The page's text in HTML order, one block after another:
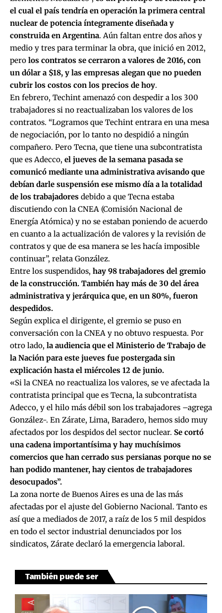
el cual el país tendría en operación la primera central
nuclear de potencia íntegramente diseñada y
construida en Argentina. Aún faltan entre dos años y
medio y tres para terminar la obra, que inició en 2012,
pero los contratos se cerraron a valores de 2016, con
un dólar a $18, y las empresas alegan que no pueden
cubrir los costos con los precios de hoy.
En febrero, Techint amenazó con despedir a los 300
trabajadores si no reactualizaban los valores de los
contratos. “Logramos que Techint entrara en una mesa
de negociación, por lo tanto no despidió a ningún
compañero. Pero Tecna, que tiene una subcontratista
que es Adecco, el jueves de la semana pasada se
comunicó mediante una administrativa avisando que
debían darle suspensión ese mismo día a la totalidad
de los trabajadores debido a que Tecna estaba
discutiendo con la CNEA (Comisión Nacional de
Energía Atómica) y no se estaban poniendo de acuerdo
en cuanto a la actualización de valores y la revisión de
contratos y que de esa manera se les hacía imposible
continuar”, relata González.
Entre los suspendidos, hay 98 trabajadores del gremio
de la construcción. También hay más de 30 del área
administrativa y jerárquica que, en un 80%, fueron
despedidos.
Según explica el dirigente, el gremio se puso en
conversación con la CNEA y no obtuvo respuesta. Por
otro lado, la audiencia que el Ministerio de Trabajo de
la Nación para este jueves fue postergada sin
explicación hasta el miércoles 12 de junio.
«Si la CNEA no reactualiza los valores, se ve afectada la
contratista principal que es Tecna, la subcontratista
Adecco, y el hilo más débil son los trabajadores –agrega
González-. En Zárate, Lima, Baradero, hemos sido muy
afectados por los despidos del sector nuclear. Se cortó
una cadena importantísima y hay muchísimos
comercios que han cerrado sus persianas porque no se
han podido mantener, hay cientos de trabajadores
desocupados”.
La zona norte de Buenos Aires es una de las más
afectadas por el ajuste del Gobierno Nacional. Tanto es
así que a mediados de 2017, a raíz de los 5 mil despidos
en todo el sector industrial denunciados por los
sindicatos, Zárate declaró la emergencia laboral.
También puede ser